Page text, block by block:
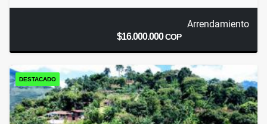
Arrendamiento
$16.000.000COP
DESTACADO